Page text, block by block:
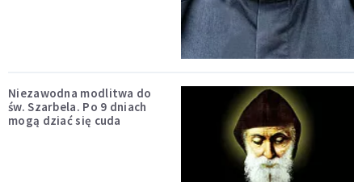
Niezawodna modlitwa do
św. Szarbela. Po 9 dniach
mogą dziać się cuda